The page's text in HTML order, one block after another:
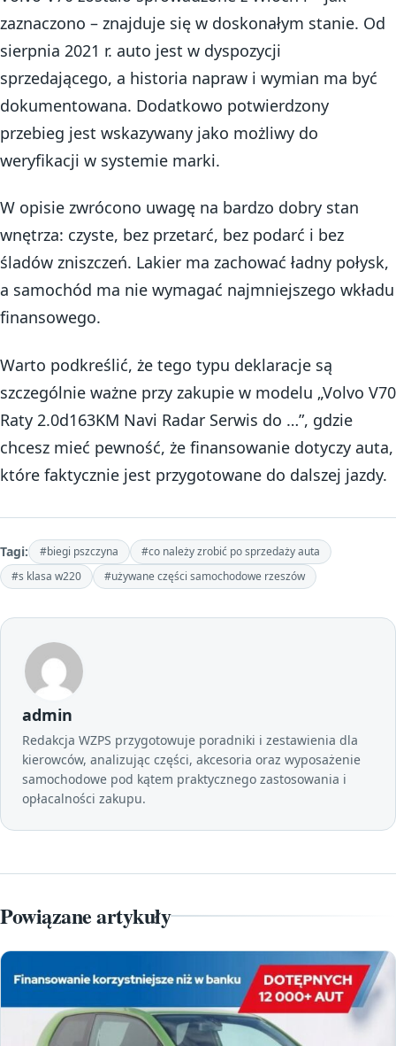
zaznaczono – znajduje się w doskonałym stanie. Od
sierpnia 2021 r. auto jest w dyspozycji
sprzedającego, a historia napraw i wymian ma być
dokumentowana. Dodatkowo potwierdzony
przebieg jest wskazywany jako możliwy do
weryfikacji w systemie marki.
W opisie zwrócono uwagę na bardzo dobry stan
wnętrza: czyste, bez przetarć, bez podarć i bez
śladów zniszczeń. Lakier ma zachować ładny połysk,
a samochód ma nie wymagać najmniejszego wkładu
finansowego.
Warto podkreślić, że tego typu deklaracje są
szczególnie ważne przy zakupie w modelu „Volvo V70
Raty 2.0d163KM Navi Radar Serwis do …”, gdzie
chcesz mieć pewność, że finansowanie dotyczy auta,
które faktycznie jest przygotowane do dalszej jazdy.
Tagi: #biegi pszczyna
#co należy zrobić po sprzedaży auta
#s klasa w220
#używane części samochodowe rzeszów
admin
Redakcja WZPS przygotowuje poradniki i zestawienia dla
kierowców, analizując części, akcesoria oraz wyposażenie
samochodowe pod kątem praktycznego zastosowania i
opłacalności zakupu.
Powiązane artykuły